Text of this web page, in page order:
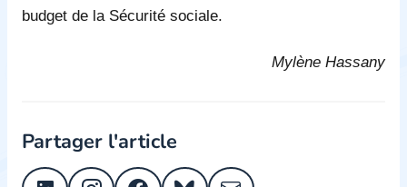
budget de la Sécurité sociale.
Mylène Hassany
Partager l'article